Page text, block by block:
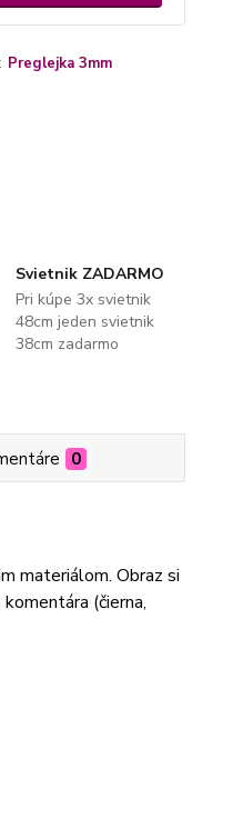
Preglejka 3mm
Svietnik ZADARMO
Pri kúpe 3x svietnik
48cm jeden svietnik
38cm zadarmo
0
materiálom. Obraz si
(čierna,